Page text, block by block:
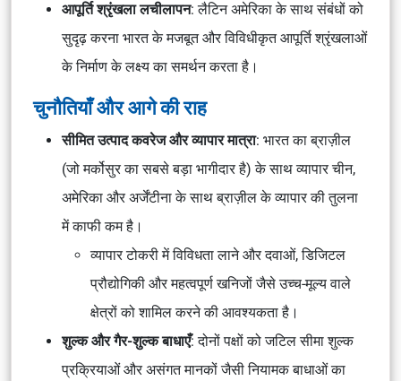
आपूर्ति श्रृंखला लचीलापन: लैटिन अमेरिका के साथ संबंधों को
सुदृढ़ करना भारत के मजबूत और विविधीकृत आपूर्ति श्रृंखलाओं
के निर्माण के लक्ष्य का समर्थन करता है।
चुनौतियाँ और आगे की राह
सीमित उत्पाद कवरेज और व्यापार मात्रा: भारत का ब्राज़ील
(जो मर्कोसुर का सबसे बड़ा भागीदार है) के साथ व्यापार चीन,
अमेरिका और अर्जेंटीना के साथ ब्राज़ील के व्यापार की तुलना
में काफी कम है।
व्यापार टोकरी में विविधता लाने और दवाओं, डिजिटल
प्रौद्योगिकी और महत्वपूर्ण खनिजों जैसे उच्च-मूल्य वाले
क्षेत्रों को शामिल करने की आवश्यकता है।
शुल्क और गैर-शुल्क बाधाएँ: दोनों पक्षों को जटिल सीमा शुल्क
प्रक्रियाओं और असंगत मानकों जैसी नियामक बाधाओं का